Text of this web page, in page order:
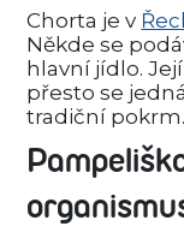
Chorta je v
Někde se
hlavní jídlo.
přesto se
tradiční pokrm.